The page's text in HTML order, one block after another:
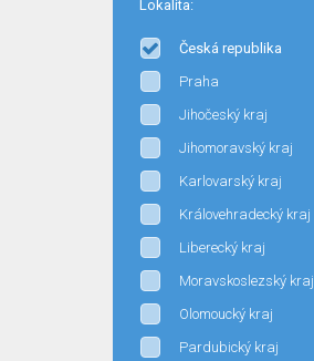
Lokalita:
Česká republika
Praha
Jihočeský kraj
Jihomoravský kraj
Karlovarský kraj
Královehradecký kraj
Liberecký kraj
Moravskoslezský kraj
Olomoucký kraj
Pardubický kraj